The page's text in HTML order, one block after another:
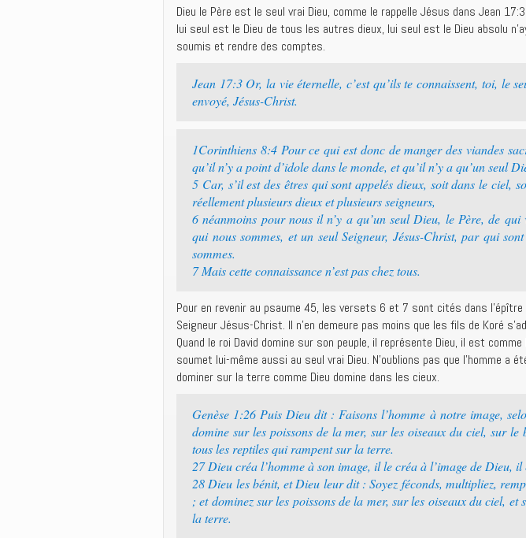
Dieu le Père est le seul vrai Dieu, comme le rappelle Jésus dans Jean
lui seul est le Dieu de tous les autres dieux, lui seul est le Dieu absolu
soumis et rendre des comptes.
Jean 17:3 Or, la vie éternelle, c’est qu’ils te connaissent, toi, le
envoyé, Jésus-Christ.
1Corinthiens 8:4 Pour ce qui est donc de manger des viandes
qu’il n’y a point d’idole dans le monde, et qu’il n’y a qu’un seul
5 Car, s’il est des êtres qui sont appelés dieux, soit dans le ciel,
réellement plusieurs dieux et plusieurs seigneurs,
6 néanmoins pour nous il n’y a qu’un seul Dieu, le Père, de qui
qui nous sommes, et un seul Seigneur, Jésus-Christ, par qui
sommes.
7 Mais cette connaissance n’est pas chez tous.
Pour en revenir au psaume 45, les versets 6 et 7 sont cités dans
Seigneur Jésus-Christ. Il n’en demeure pas moins que les fils de Koré
Quand le roi David domine sur son peuple, il représente Dieu, il est
soumet lui-même aussi au seul vrai Dieu. N’oublions pas que l’homme a
dominer sur la terre comme Dieu domine dans les cieux.
Genèse 1:26 Puis Dieu dit : Faisons l’homme à notre image,
domine sur les poissons de la mer, sur les oiseaux du ciel, sur
tous les reptiles qui rampent sur la terre.
27 Dieu créa l’homme à son image, il le créa à l’image de Dieu, il
28 Dieu les bénit, et Dieu leur dit : Soyez féconds, multipliez,
; et dominez sur les poissons de la mer, sur les oiseaux du ciel,
la terre.